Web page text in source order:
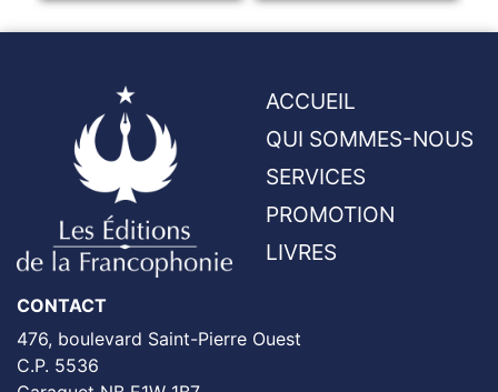
ACCUEIL
QUI SOMMES-NOUS
SERVICES
PROMOTION
LIVRES
CONTACT
476, boulevard Saint-Pierre Ouest
C.P. 5536